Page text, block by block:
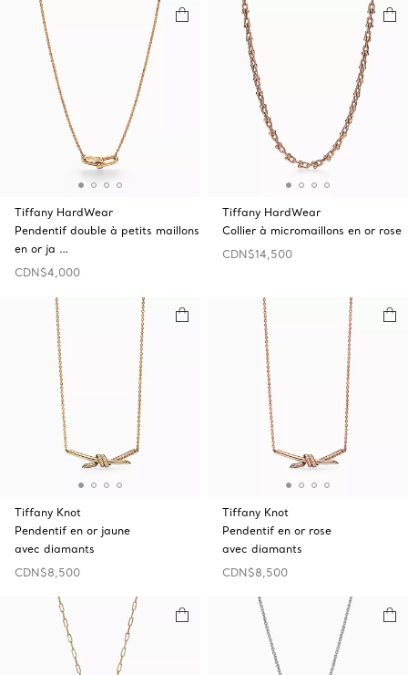
Tiffany HardWear
Pendentif double à petits maillons
en or ja …
CDN$4,000
Tiffany HardWear
Collier à micromaillons en or rose
CDN$14,500
Tiffany Knot
Pendentif en or jaune
avec diamants
CDN$8,500
Tiffany Knot
Pendentif en or rose
avec diamants
CDN$8,500